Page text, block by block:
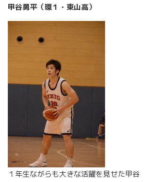
甲谷勇平（環１・東山高）
１年生ながらも大きな活躍を見せた甲谷